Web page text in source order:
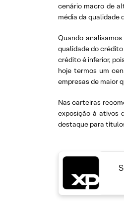
cenário macro de
média da qualidade
Quando
qualidade do
crédito é inferior,
hoje termos um
empresas de maior
Nas carteiras
exposição à ativos
destaque para